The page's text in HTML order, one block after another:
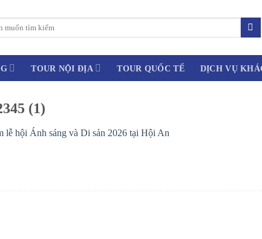
TOUR NỘI ĐỊA TOUR QUỐC TẾ DỊCH VỤ
(1)
lễ hội Ánh sáng và Di sản 2026 tại Hội An